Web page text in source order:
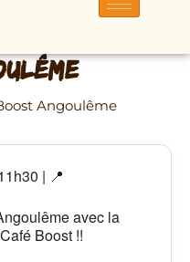
Angoulême
| 📍
avec la
Boost !!